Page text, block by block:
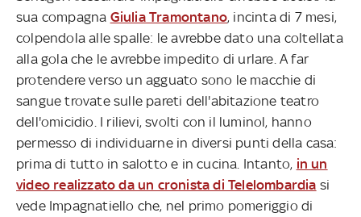
sua compagna Giulia Tramontano, incinta di 7 mesi,
colpendola alle spalle: le avrebbe dato una coltellata
alla gola che le avrebbe impedito di urlare. A far
protendere verso un agguato sono le macchie di
sangue trovate sulle pareti dell'abitazione teatro
dell'omicidio. I rilievi, svolti con il luminol, hanno
permesso di individuarne in diversi punti della casa:
prima di tutto in salotto e in cucina. Intanto, in un
video realizzato da un cronista di Telelombardia si
vede Impagnatiello che, nel primo pomeriggio di